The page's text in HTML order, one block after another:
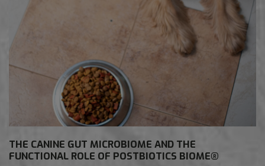
THE CANINE GUT MICROBIOME AND THE
FUNCTIONAL ROLE OF POSTBIOTICS BIOME®